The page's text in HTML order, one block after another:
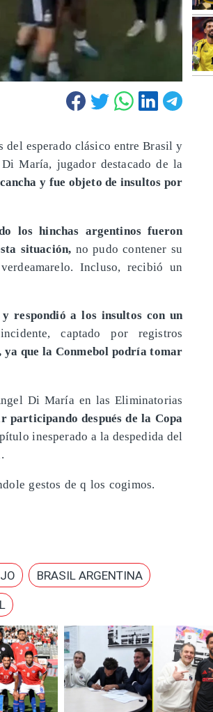
del esperado clásico entre Brasil y
María, jugador destacado de la
y fue objeto de insultos por
los hinchas argentinos fueron
situación, no pudo contener su
Incluso, recibió un
respondió a los insultos con un
captado por registros
que la Conmebol podría tomar
Di María en las Eliminatorias
participando después de la Copa
inesperado a la despedida del
gestos de q los cogimos.
BRASIL ARGENTINA